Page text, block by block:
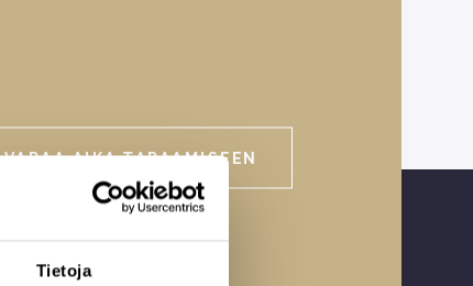
Tietoja
VARAA AIKA TAPAAMISEEN